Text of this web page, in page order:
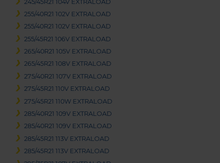
245/45R21 104V EXTRALOAD
255/40R21 102V EXTRALOAD
255/40R21 102V EXTRALOAD
255/45R21 106V EXTRALOAD
265/40R21 105V EXTRALOAD
265/45R21 108V EXTRALOAD
275/40R21 107V EXTRALOAD
275/45R21 110V EXTRALOAD
275/45R21 110W EXTRALOAD
285/40R21 109V EXTRALOAD
285/40R21 109V EXTRALOAD
285/45R21 113V EXTRALOAD
285/45R21 113V EXTRALOAD